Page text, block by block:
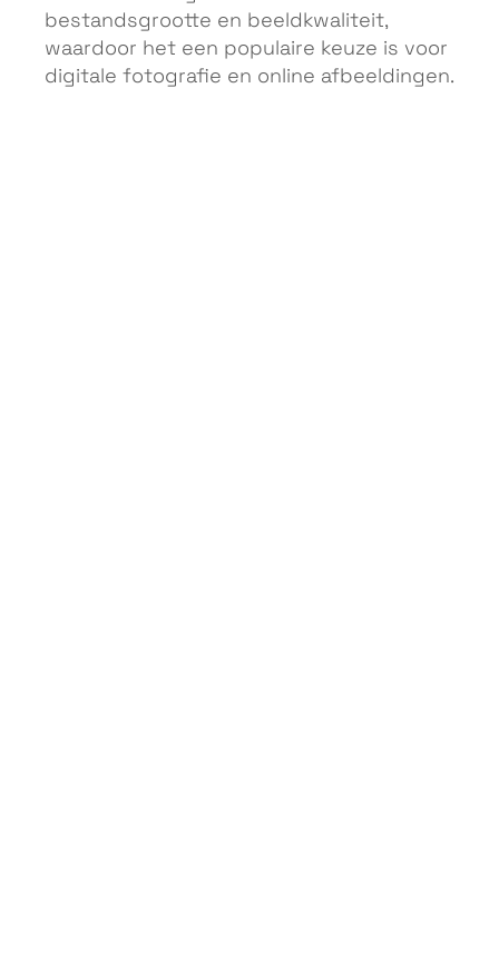
bestandsgrootte en beeldkwaliteit,
waardoor het een populaire keuze is voor
digitale fotografie en online afbeeldingen.